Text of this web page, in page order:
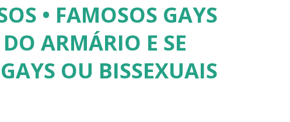
agradar a um homem. 3) Léo Aquilla -
é Sua", na Rede TV, ao lado de Sonia
do reality show "A Fazenda", exibido
• FAMOSOS GAYS
ARMÁRIO E SE
OU BISSEXUAIS